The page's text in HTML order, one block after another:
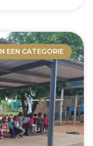
EEN CATEGORIE